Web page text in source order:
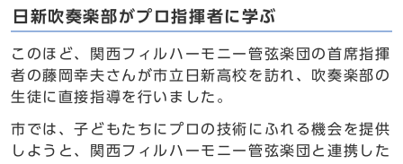
日新吹奏楽部がプロ指揮者に学ぶ
このほど、関西フィルハーモニー管弦楽団の首席指揮
者の藤岡幸夫さんが市立日新高校を訪れ、吹奏楽部の
生徒に直接指導を行いました。
市では、子どもたちにプロの技術にふれる機会を提供
しようと、関西フィルハーモニー管弦楽団と連携した